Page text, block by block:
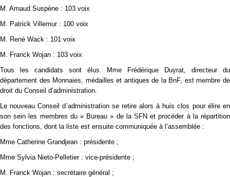
M. Arnaud Suspène : 103 voix
M. Patrick Villemur : 100 voix
M. René Wack : 101 voix
M. Franck Wojan : 103 voix
Tous les candidats sont élus. Mme Frédérique Duyrat, directeur du
département des Monnaies, médailles et antiques de la BnF, est membre de
droit du Conseil d’administration.
Le nouveau Conseil d’administration se retire alors à huis clos pour élire en
son sein les membres du « Bureau » de la SFN et procéder à la répartition
des fonctions, dont la liste est ensuite communiquée à l’assemblée :
Mme Catherine Grandjean : présidente ;
Mme Sylvia Nieto-Pelletier : vice-présidente ;
M. Franck Wojan : secrétaire général ;